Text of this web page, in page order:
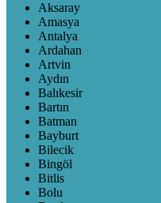
Aksaray
Amasya
Antalya
Ardahan
Artvin
Aydın
Balıkesir
Bartın
Batman
Bayburt
Bilecik
Bingöl
Bitlis
Bolu